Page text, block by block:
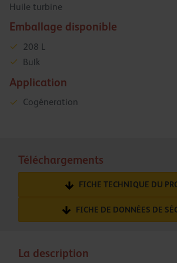
Huile turbine
Emballage disponible
208 L
Bulk
Application
Cogéneration
Téléchargements
FICHE TECHNIQUE DU
FICHE DE DONNÉES DE
La description